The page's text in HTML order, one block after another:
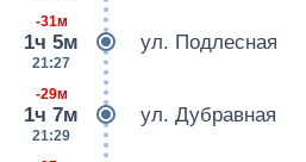
-31м
1ч 5м
21:27
ул. Подлесная
-29м
1ч 7м
21:29
ул. Дубравная